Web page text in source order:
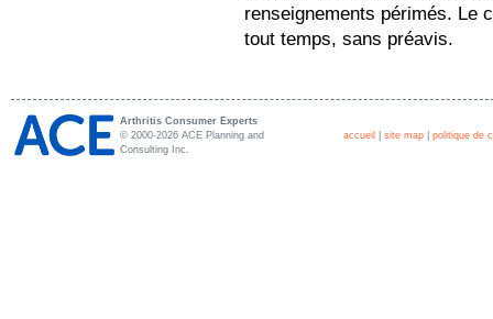
renseignements périmés. Le
tout temps, sans préavis.
Arthritis Consumer Experts
© 2000-2026 ACE Planning and
Consulting Inc.
accueil site map politique de